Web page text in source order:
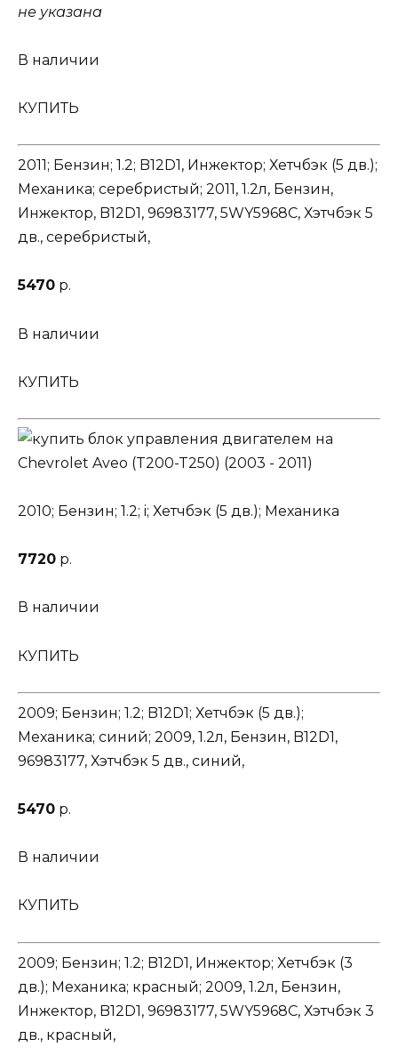
не указана
В наличии
КУПИТЬ
2011; Бензин; 1.2; B12D1, Инжектор; Хетчбэк (5 дв.);
Механика; серебристый; 2011, 1.2л, Бензин,
Инжектор, B12D1, 96983177, 5WY5968C, Хэтчбэк 5
дв., серебристый,
5470 р.
В наличии
КУПИТЬ
2010; Бензин; 1.2; i; Хетчбэк (5 дв.); Механика
7720 р.
В наличии
КУПИТЬ
2009; Бензин; 1.2; B12D1; Хетчбэк (5 дв.);
Механика; синий; 2009, 1.2л, Бензин, B12D1,
96983177, Хэтчбэк 5 дв., синий,
5470 р.
В наличии
КУПИТЬ
2009; Бензин; 1.2; B12D1, Инжектор; Хетчбэк (3
дв.); Механика; красный; 2009, 1.2л, Бензин,
Инжектор, B12D1, 96983177, 5WY5968C, Хэтчбэк 3
дв., красный,